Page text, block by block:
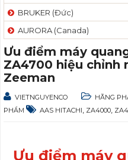
BRUKER (Đức)
AURORA (Canada)
Ưu điểm máy
ZA4700 hiệu chỉnh
Zeeman
VIETNGUYENCO HÃNG
PHẨM
AAS HITACHI ZA4000
Ưu điểm máy